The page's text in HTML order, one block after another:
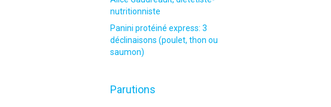
nutritionniste
Panini protéiné express: 3
déclinaisons (poulet, thon ou
saumon)
Parutions